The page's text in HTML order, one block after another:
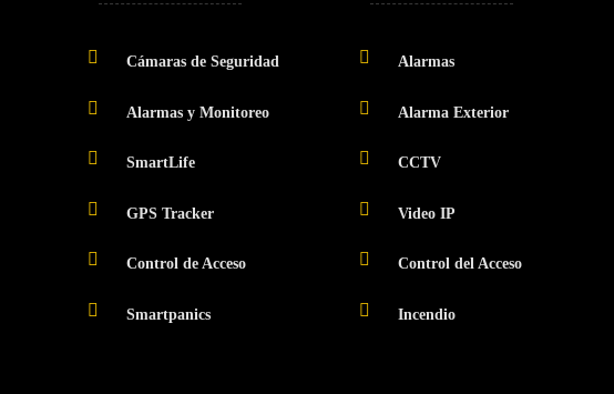
Cámaras de Seguridad
Alarmas y Monitoreo
SmartLife
GPS Tracker
Control de Acceso
Smartpanics
Alarmas
Alarma Exterior
CCTV
Video IP
Control del Acceso
Incendio